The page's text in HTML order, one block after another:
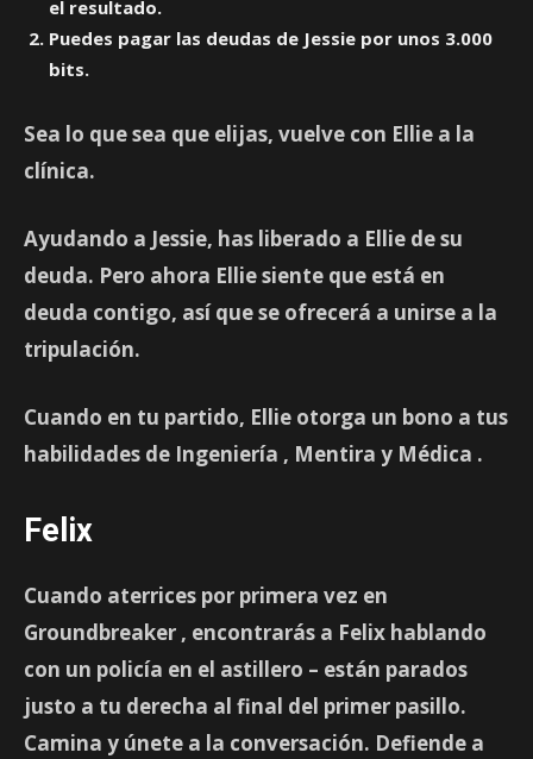
el resultado.
Puedes pagar las deudas de Jessie por unos 3.000
bits.
Sea lo que sea que elijas, vuelve con Ellie a la
clínica.
Ayudando a Jessie, has liberado a Ellie de su
deuda. Pero ahora Ellie siente que está en
deuda contigo, así que se ofrecerá a unirse a la
tripulación.
Cuando en tu partido, Ellie otorga un bono a tus
habilidades de Ingeniería , Mentira y Médica .
Felix
Cuando aterrices por primera vez en
Groundbreaker , encontrarás a Felix hablando
con un policía en el astillero – están parados
justo a tu derecha al final del primer pasillo.
Camina y únete a la conversación. Defiende a